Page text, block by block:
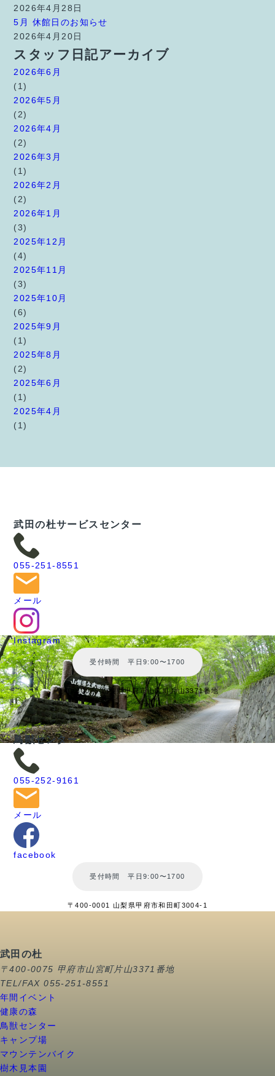
2026年4月28日
5月 休館日のお知らせ
2026年4月20日
スタッフ日記アーカイブ
2026年6月
(1)
2026年5月
(2)
2026年4月
(2)
2026年3月
(1)
2026年2月
(2)
2026年1月
(3)
2025年12月
(4)
2025年11月
(3)
2025年10月
(6)
2025年9月
(1)
2025年8月
(2)
2025年6月
(1)
2025年4月
(1)
武田の杜サービスセンター
055-251-8551
メール
Instagram
受付時間 平日9:00〜1700
〒400-0075 山梨県甲府市山宮町片山3371番地
鳥獣センター
055-252-9161
メール
facebook
受付時間 平日9:00〜1700
〒400-0001 山梨県甲府市和田町3004-1
武田の杜
〒400-0075 甲府市山宮町片山3371番地
TEL/FAX 055-251-8551
年間イベント
健康の森
鳥獣センター
キャンプ場
マウンテンバイク
樹木見本園